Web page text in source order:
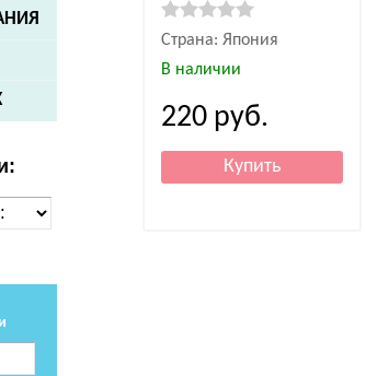
Страна: Япония
В наличии
220 руб.